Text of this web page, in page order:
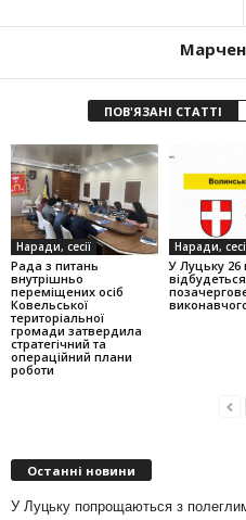
ПОВ'ЯЗАНІ СТАТТІ
Наради, сесії
Рада з питань
внутрішньо
переміщених осіб
Ковельської
територіальної
громади затвердила
стратегічний та
операційний плани
роботи
Наради,
У Луцьку 26
відбудеться
Останні новини
У Луцьку попрощаються з